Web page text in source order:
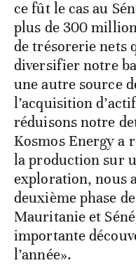
ce fût le cas au
plus de 300
de trésorerie nets
diversifier notre
une autre source
l’acquisition
réduisons notre
Kosmos Energy a
la production sur
exploration, nous
deuxième phase
Mauritanie et
importante
l’année».